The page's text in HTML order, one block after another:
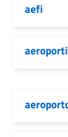
aefi
aeroporti